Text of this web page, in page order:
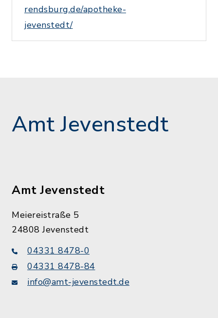
rendsburg.de/apotheke-
jevenstedt/
Amt Jevenstedt
Amt Jevenstedt
Meiereistraße 5
24808 Jevenstedt
04331 8478-0
04331 8478-84
info@amt-jevenstedt.de